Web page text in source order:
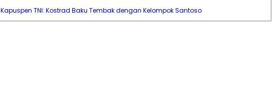
Kapuspen TNI: Kostrad Baku Tembak dengan Kelompok Santoso